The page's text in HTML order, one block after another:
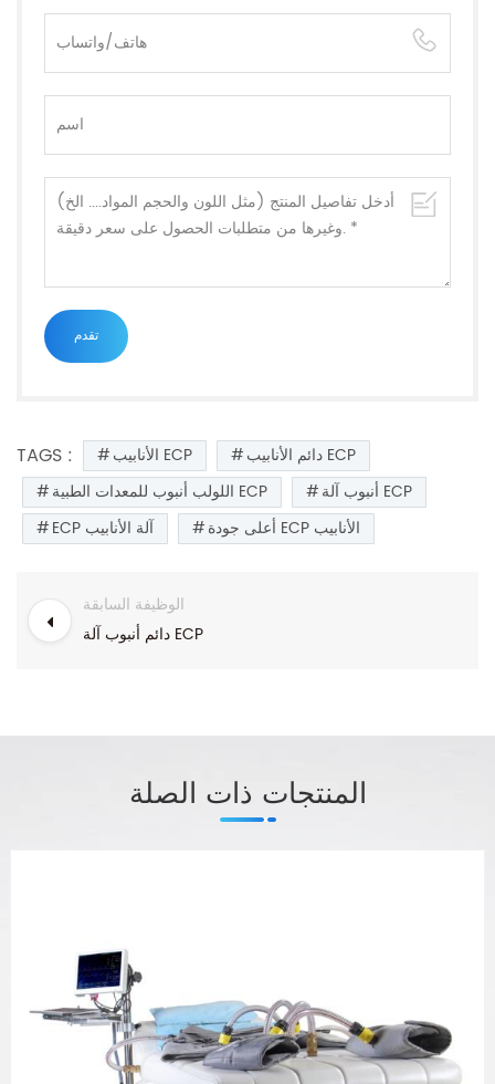
TAGS : الأنابيب ECP
دائم الأنابيب ECP
اللولب أنبوب للمعدات الطبية ECP
أنبوب آلة ECP
ECP آلة الأنابيب
أعلى جودة ECP الأنابيب
الوظيفة السابقة
دائم أنبوب آلة ECP
المنتجات ذات الصلة